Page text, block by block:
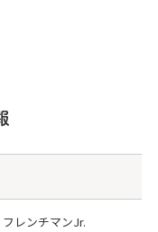
レンチマンJr.